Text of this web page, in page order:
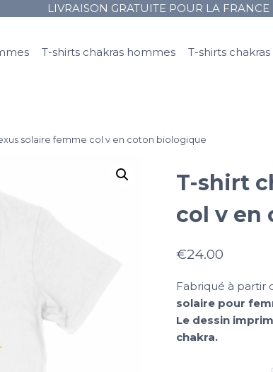
LIVRAISON GRATUITE POUR LA FRANCE
T-shirts chakras hommes T-shirts
solaire femme col v en coton biologique
T-shirt
col v en
€24.00
Fabriqué à partir
solaire pour
Le dessin
chakra.